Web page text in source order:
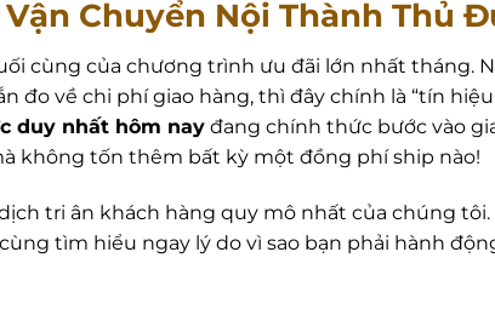
Chuyển Nội Thành Thủ
cùng của chương trình ưu đãi lớn nhất tháng.
đo về chi phí giao hàng, thì đây chính là “tín
duy nhất hôm nay đang chính thức bước vào
không tốn thêm bất kỳ một đồng phí ship nào!
tri ân khách hàng quy mô nhất của chúng
tìm hiểu ngay lý do vì sao bạn phải hành